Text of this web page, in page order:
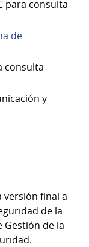
para consulta
de
consulta
y
versión final a
de la
Gestión de la